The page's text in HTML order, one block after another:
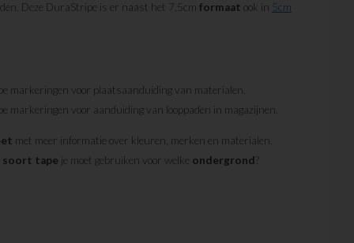
Deze DuraStripe is er naast het 7,5cm formaat ook in 5cm
markeringen voor plaatsaanduiding van materialen.
markeringen voor aanduiding van looppaden in magazijnen.
met meer informatie over kleuren, merken en materialen.
soort tape je moet gebruiken voor welke ondergrond ?